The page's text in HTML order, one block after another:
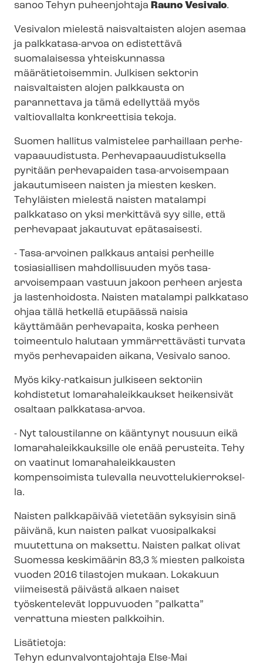
sanoo Tehyn puheenjohtaja Rauno Vesivalo.
Vesivalon mielestä naisvaltaisten alojen asemaa
ja palkkatasa-arvoa on edistettävä
suomalaisessa yhteiskunnassa
määrätietoisemmin. Julkisen sektorin
naisvaltaisten alojen palkkausta on
parannettava ja tämä edellyttää myös
valtiovallalta konkreettisia tekoja.
Suomen hallitus valmistelee parhaillaan per­he­
va­paa­uu­dis­tus­ta. Per­he­va­paa­uu­dis­tuk­sel­la
pyritään perhevapaiden tasa-arvoisempaan
jakautumiseen naisten ja miesten kesken.
Tehyläisten mielestä naisten matalampi
palkkataso on yksi merkittävä syy sille, että
perhevapaat jakautuvat epätasaisesti.
- Tasa-arvoinen palkkaus antaisi perheille
tosiasiallisen mahdollisuuden myös tasa-
arvoisempaan vastuun jakoon perheen arjesta
ja lastenhoidosta. Naisten matalampi palkkataso
ohjaa tällä hetkellä etupäässä naisia
käyttämään perhevapaita, koska perheen
toimeentulo halutaan ymmärrettävästi turvata
myös perhevapaiden aikana, Vesivalo sanoo.
Myös kiky-ratkaisun julkiseen sektoriin
kohdistetut lo­ma­ra­ha­leik­kauk­set heikensivät
osaltaan palkkatasa-arvoa.
- Nyt taloustilanne on kääntynyt nousuun eikä
lo­ma­ra­ha­leik­kauk­sil­le ole enää perusteita. Tehy
on vaatinut lo­ma­ra­ha­leik­kaus­ten
kompensoimista tulevalla neu­vot­te­lu­kier­rok­sel­
la.
Naisten palkkapäivää vietetään syksyisin sinä
päivänä, kun naisten palkat vuosipalkaksi
muutettuna on maksettu. Naisten palkat olivat
Suomessa keskimäärin 83,3 % miesten palkoista
vuoden 2016 tilastojen mukaan. Lokakuun
viimeisestä päivästä alkaen naiset
työskentelevät loppuvuoden ”palkatta”
verrattuna miesten palkkoihin.
Lisätietoja:
Tehyn edun­val­von­ta­joh­ta­ja Else-Mai